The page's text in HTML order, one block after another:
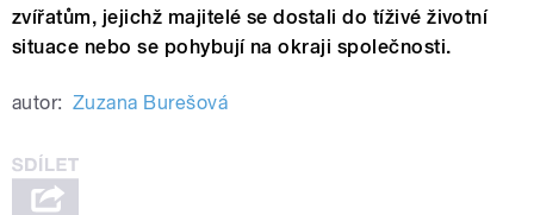
zvířatům, jejichž majitelé se dostali do tíživé životní
situace nebo se pohybují na okraji společnosti.
autor: Zuzana Burešová